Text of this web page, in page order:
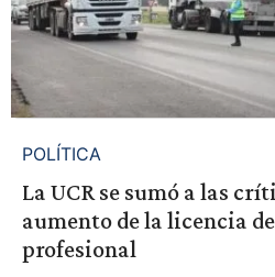
POLÍTICA
La UCR se sumó a las
aumento de la licencia
profesional